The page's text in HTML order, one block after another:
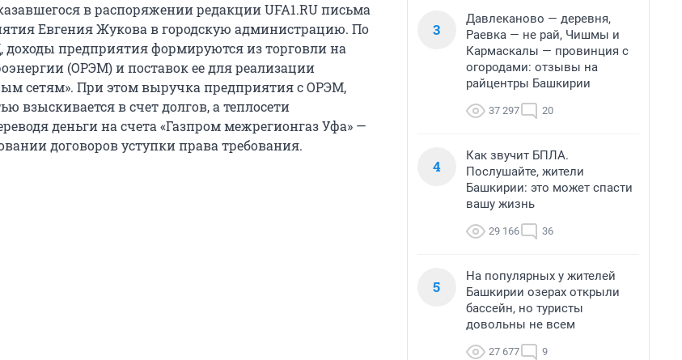
в распоряжении редакции UFA1.RU письма
Евгения Жукова в городскую администрацию. По
доходы предприятия формируются из торговли на
(ОРЭМ) и поставок ее для реализации
сетям». При этом выручка предприятия с ОРЭМ,
взыскивается в счет долгов, а теплосети
деньги на счета «Газпром межрегионгаз Уфа» —
договоров уступки права требования.
3
Давлеканово — деревня,
Раевка — не рай, Чишмы и
Кармаскалы — провинция с
огородами: отзывы на
райцентры Башкирии
37 297 20
4
Как звучит БПЛА.
Послушайте, жители
Башкирии: это может спасти
вашу жизнь
29 166 36
5
На популярных у жителей
Башкирии озерах открыли
бассейн, но туристы
довольны не всем
27 677 9